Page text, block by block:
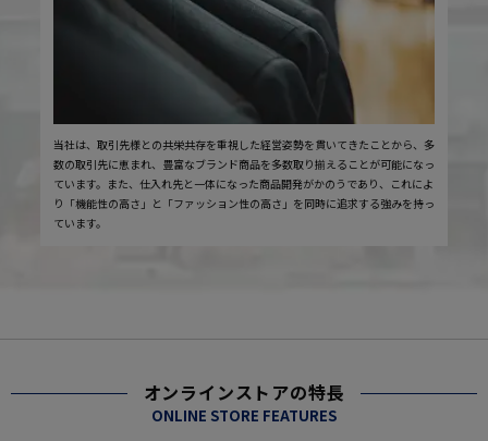
当社は、取引先様との共栄共存を重視した経営姿勢を貫いてきたことから、多
数の取引先に恵まれ、豊富なブランド商品を多数取り揃えることが可能になっ
ています。また、仕入れ先と一体になった商品開発がかのうであり、これによ
り「機能性の高さ」と「ファッション性の高さ」を同時に追求する強みを持っ
ています。
オンラインストアの特長
ONLINE STORE FEATURES